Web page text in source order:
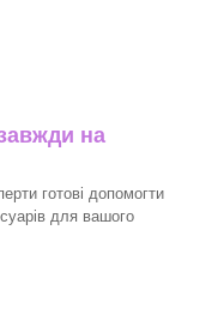
на
готові допомогти
для вашого